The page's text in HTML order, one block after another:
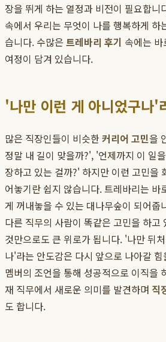
장을 뛰게 하는 열정과 비전이 필요합니
속에서 우리는 무엇이 나를 행복하게 하
습니다. 수많은 트레바리 후기 속에는
여정이 담겨 있습니다.
'나만 이런 게 아니었구나'
많은 직장인들이 비슷한커리어 고민을
정말 내 길이 맞을까?', '언제까지 이 일
장하고 있는 걸까?' 하지만 이런 고민을
어놓기란 쉽지 않습니다. 트레바리는 바
게 꺼내놓을 수 있는 대나무숲이 되어줍
다른 직무의 사람이 똑같은 고민을 하고
것만으로도 큰 위로가 됩니다. '나만 뒤
나'라는 안도감은 다시 앞으로 나아갈
멤버의 조언을 통해 성공적으로 이직을
재 직무에서 새로운 의미를 발견하며 직
도 합니다.